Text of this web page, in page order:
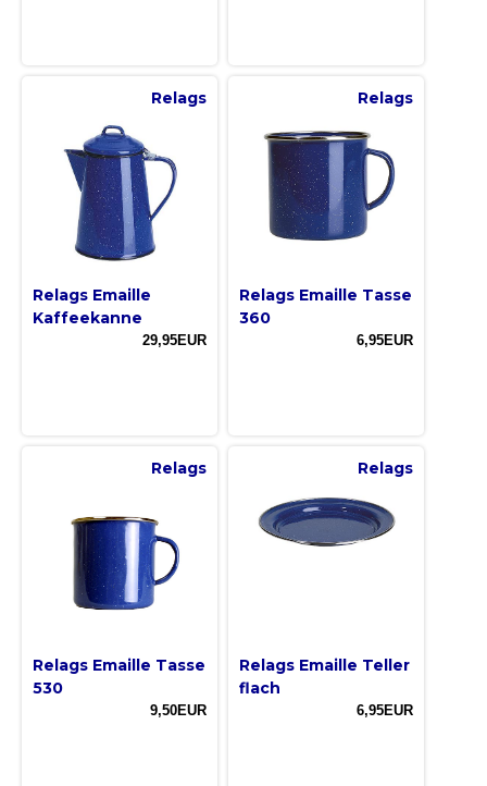
Relags
Relags Emaille
Kaffeekanne
29,95EUR
Relags
Relags Emaille Tasse
360
6,95EUR
Relags
Relags Emaille Tasse
530
9,50EUR
Relags
Relags Emaille Teller
flach
6,95EUR